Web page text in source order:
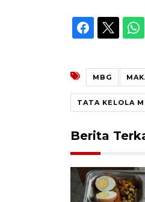
MBG
TATA KELOLA
Berita